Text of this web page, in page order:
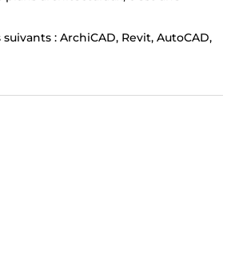
: ArchiCAD, Revit, AutoCAD,